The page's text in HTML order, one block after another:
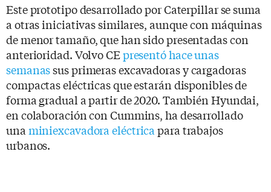
Este prototipo desarrollado por Caterpillar se suma
a otras iniciativas similares, aunque con máquinas
de menor tamaño, que han sido presentadas con
anterioridad. Volvo CEpresentó hace unas
semanassus primeras excavadoras y cargadoras
compactas eléctricas que estarán disponibles de
forma gradual a partir de 2020. También Hyundai,
en colaboración con Cummins, ha desarrollado
una miniexcavadora eléctrica para trabajos
urbanos.